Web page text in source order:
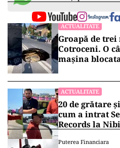
ACTUALITATE
Groapă de
Cotroceni. O
mașina
ACTUALITATE
20 de grătare
cum a intrat
Records la
Puterea Financiara